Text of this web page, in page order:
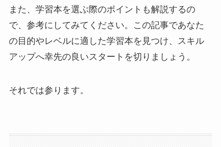
また、学習本を選ぶ際のポイントも解説するの
で、参考にしてみてください。この記事であなた
の目的やレベルに適した学習本を見つけ、スキル
アップへ幸先の良いスタートを切りましょう。
それでは参ります。